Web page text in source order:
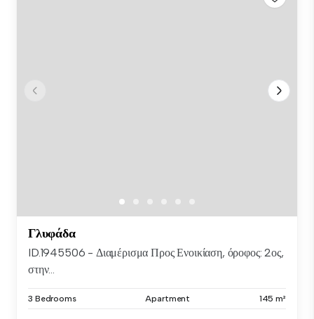
Γλυφάδα
ID.1945506 - Διαμέρισμα Προς Ενοικίαση, όροφος: 2ος,
στην...
3 Bedrooms Apartment 145 m²